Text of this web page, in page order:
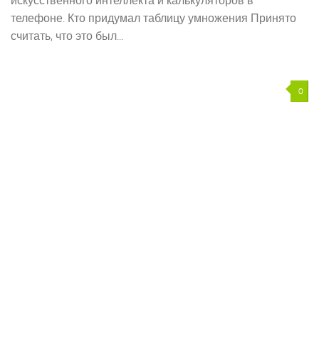
телефоне. Кто придумал таблицу умножения Принято
считать, что это был...
0